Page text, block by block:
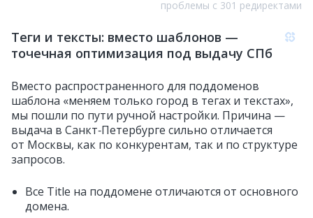
проблемы с 301 редиректами
Теги и тексты: вместо шаблонов —
точечная оптимизация под выдачу СПб
Вместо распространенного для поддоменов
шаблона «меняем только город в тегах и текстах»,
мы пошли по пути ручной настройки. Причина —
выдача в Санкт‑Петербурге сильно отличается
от Москвы, как по конкурентам, так и по структуре
запросов.
Все Title на поддомене отличаются от основного
домена.